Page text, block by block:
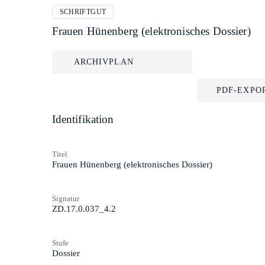
SCHRIFTGUT
Frauen Hünenberg (elektronisches Dossier)
ARCHIVPLAN
PDF-
Identifikation
Titel
Frauen Hünenberg (elektronisches Dossier)
Signatur
ZD.17.0.037_4.2
Stufe
Dossier